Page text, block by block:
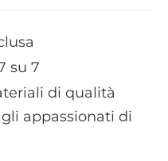
su 7
di qualità
appassionati di